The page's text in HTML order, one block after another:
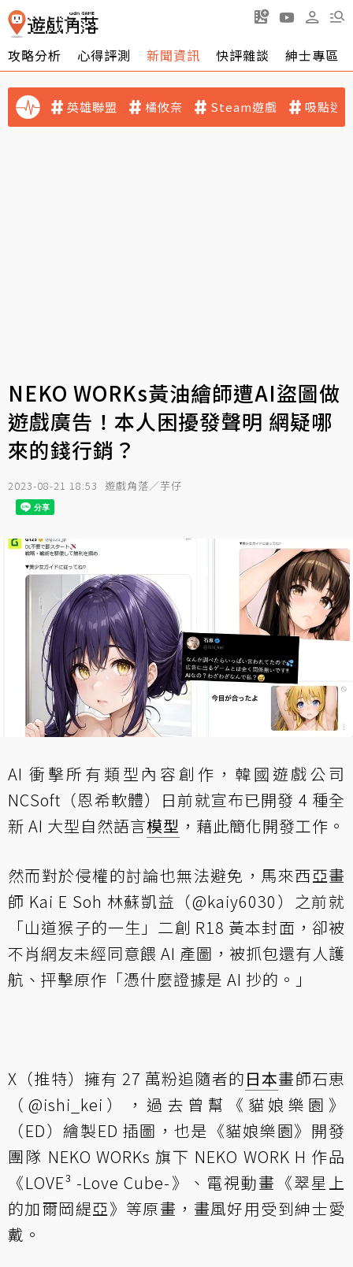
攻略分析 心得評測 新聞資訊 快評雜談 紳士專區
英雄聯盟 橘攸奈 Steam遊戲 吸點迷
NEKO WORKs黃油繪師遭AI盜圖做
遊戲廣告！本人困擾發聲明 網疑哪
來的錢行銷？
2023-08-21 18:53 遊戲角落／芋仔
AI 衝擊所有類型內容創作，韓國遊戲公司
NCSoft（恩希軟體）日前就宣布已開發 4 種全
新 AI 大型自然語言模型 ，藉此簡化開發工作。
然而對於侵權的討論也無法避免，馬來西亞畫
師 Kai E Soh 林蘇凱益（@kaiy6030）之前就
「山道猴子的一生」二創 R18 黃本封面，卻被
不肖網友未經同意餵 AI 產圖，被抓包還有人護
航、抨擊原作「憑什麼證據是 AI 抄的。」
X（推特）擁有 27 萬粉追隨者的日本畫師石恵
（@ishi_kei），過去曾幫《貓娘樂園》
（ED）繪製ED 插圖，也是《貓娘樂園》開發
團隊 NEKO WORKs 旗下 NEKO WORK H 作品
《LOVE³ -Love Cube-》、電視動畫《翠星上
的加爾岡緹亞》等原畫，畫風好用受到紳士愛
戴。